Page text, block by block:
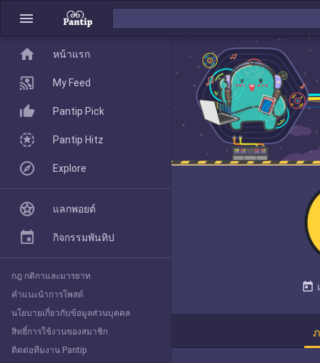
menu
today
home
Pantip Pick
Explore
home หน้าแรก
My Feed
Pantip Pick
Pantip Hitz
Explore
แลกพอยต์
กิจกรรมพันทิป
กฎ กติกาและมารยาท
คำแนะนำการโพสต์
นโยบายเกี่ยวกับข้อมูลส่วนบุคคล
สิทธิ์การใช้งานของสมาชิก
ติดต่อทีมงาน Pantip